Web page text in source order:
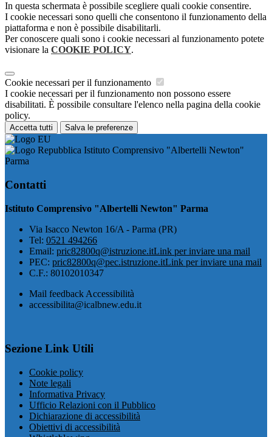
In questa schermata è possibile scegliere quali cookie consentire.
I cookie necessari sono quelli che consentono il funzionamento della
piattaforma e non è possibile disabilitarli.
Per conoscere quali sono i cookie necessari al funzionamento potete
visionare la COOKIE POLICY.
Cookie necessari per il funzionamento
I cookie necessari per il funzionamento non possono essere
disabilitati. È possibile consultare l'elenco nella pagina della cookie
policy.
Accetta tutti Salva le preferenze
Istituto Comprensivo "Albertelli Newton"
Parma
Contatti
Istituto Comprensivo "Albertelli Newton" Parma
Via Isacco Newton 16/A - Parma (PR)
Tel: 0521 494266
Email: pric82800q@istruzione.itLink per inviare una mail
PEC: pric82800q@pec.istruzione.itLink per inviare una mail
C.F.: 80102010347
Mail feedback Accessibilità
accessibilita@icalbnew.edu.it
Sezione Link Utili
Cookie policy
Note legali
Informativa Privacy
Ufficio Relazioni con il Pubblico
Dichiarazione di accessibilità
Obiettivi di accessibilità